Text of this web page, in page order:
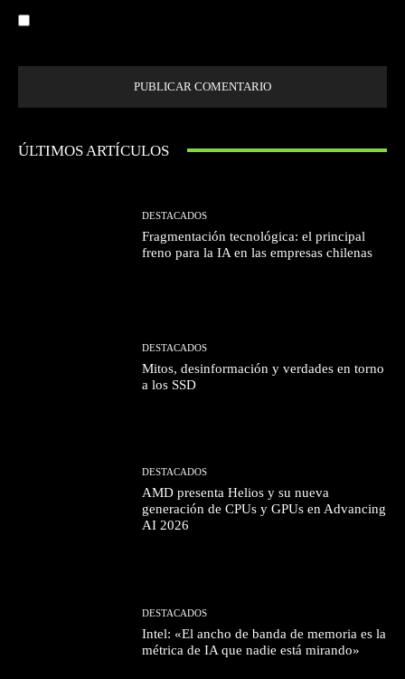
ÚLTIMOS ARTÍCULOS
DESTACADOS
Fragmentación tecnológica: el principal
freno para la IA en las empresas chilenas
DESTACADOS
Mitos, desinformación y verdades en torno
a los SSD
DESTACADOS
AMD presenta Helios y su nueva
generación de CPUs y GPUs en Advancing
AI 2026
DESTACADOS
Intel: «El ancho de banda de memoria es la
métrica de IA que nadie está mirando»